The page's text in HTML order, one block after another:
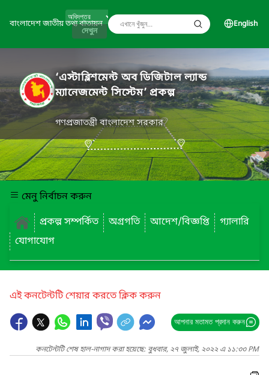
বাংলাদেশ জাতীয় তথ্য বাতায়ন
দেখুন
English
‘এস্টাব্লিশমেন্ট অব ডিজিটাল ল্যান্ড
ম্যানেজমেন্ট সিস্টেম’ প্রকল্প
গণপ্রজাতন্ত্রী বাংলাদেশ সরকার
মেনু নির্বাচন করুন
প্রকল্প সম্পর্কিত
অগ্রগতি আদেশ/বিজ্ঞপ্তি
গ্যালারি
যোগাযোগ
এই কনটেন্টটি শেয়ার করতে ক্লিক করুন
আপনার মতামত প্রদান করুন
কনটেন্টটি শেষ হাল-নাগাদ করা হয়েছে: বুধবার, ২৭ জুলাই, ২০২২ এ ১১:৩৩ PM